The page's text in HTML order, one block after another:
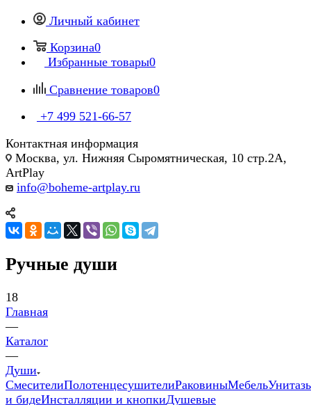
Личный кабинет
Корзина0
Избранные товары0
Сравнение товаров0
+7 499 521-66-57
Контактная информация
Москва, ул. Нижняя Сыромятническая, 10 стр.2А,
ArtPlay
info@boheme-artplay.ru
Ручные души
18
Главная
—
Каталог
—
Души
СмесителиПолотенцесушителиРаковиныМебель
и бидеИнсталляции и кнопкиДушевые